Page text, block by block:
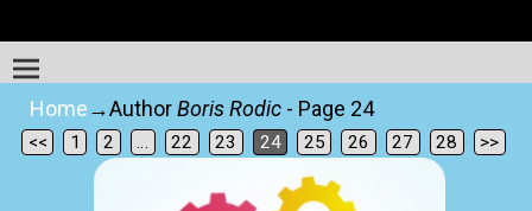
Home→AuthorBoris Rodic - Page 24
<< 1 2 … 22 23 24 25 26 27 28 >>